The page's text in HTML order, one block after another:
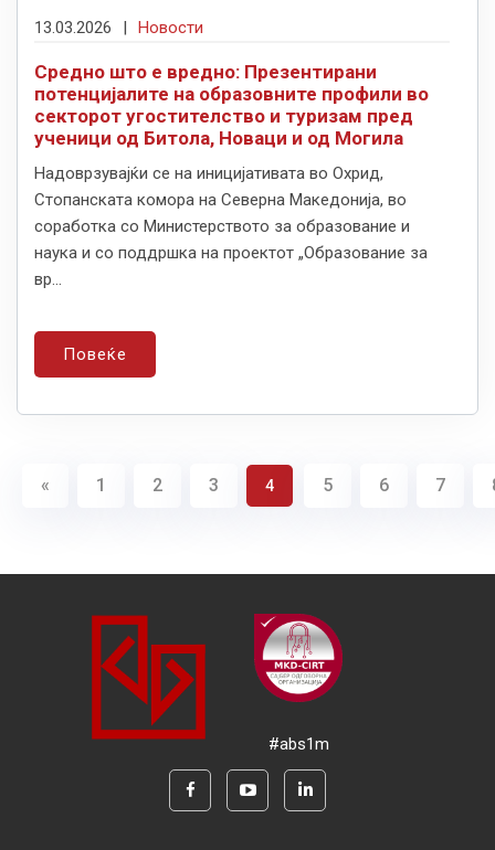
13.03.2026 Новости
Средно што е вредно: Презентирани
потенцијалите на образовните профили во
секторот угостителство и туризам пред
ученици од Битола, Новаци и од Могила
Надоврзувајќи се на иницијативата во Охрид,
Стопанската комора на Северна Македонија, во
соработка со Министерството за образование и
наука и со поддршка на проектот „Образование за
вр...
Повеќе
« 1 2 3 4 5 6 7
#abs1m